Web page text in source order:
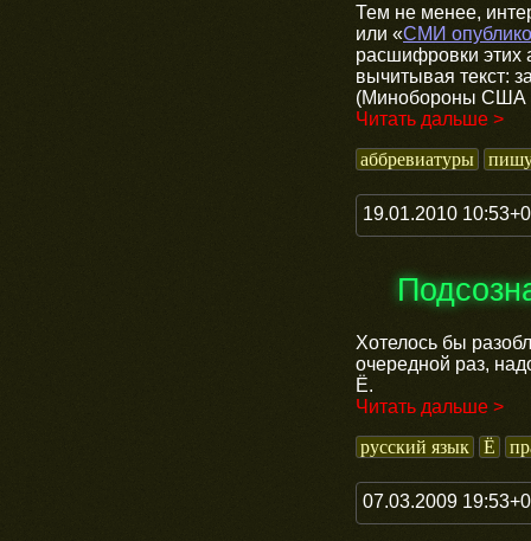
Тем не менее,
или «СМИ
расшифровки этих
вычитывая текст:
(Минобороны США
Читать дальше >
аббревиатуры
19.01.2010
Хотелось бы
очередной раз,
Ё.
Читать дальше >
русский язык
Ё
07.03.2009